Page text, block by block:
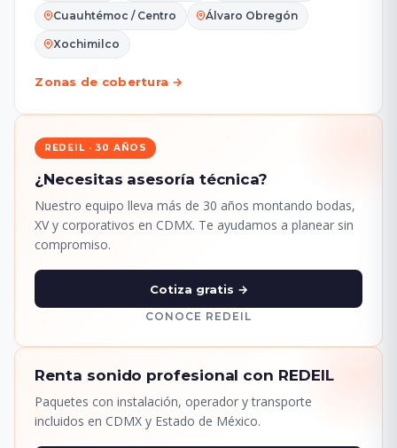
Cuauhtémoc / Centro Álvaro Obregón
Xochimilco
Zonas de cobertura →
REDEIL · 30 AÑOS
¿Necesitas asesoría técnica?
Nuestro equipo lleva más de 30 años montando bodas,
XV y corporativos en CDMX. Te ayudamos a planear sin
compromiso.
Cotiza gratis →
CONOCE REDEIL
Renta sonido profesional con REDEIL
Paquetes con instalación, operador y transporte
incluidos en CDMX y Estado de México.